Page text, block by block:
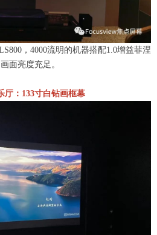
，4000流明的机器搭配1.0增益菲涅
面亮度充足。
厅：133寸白钻画框幕